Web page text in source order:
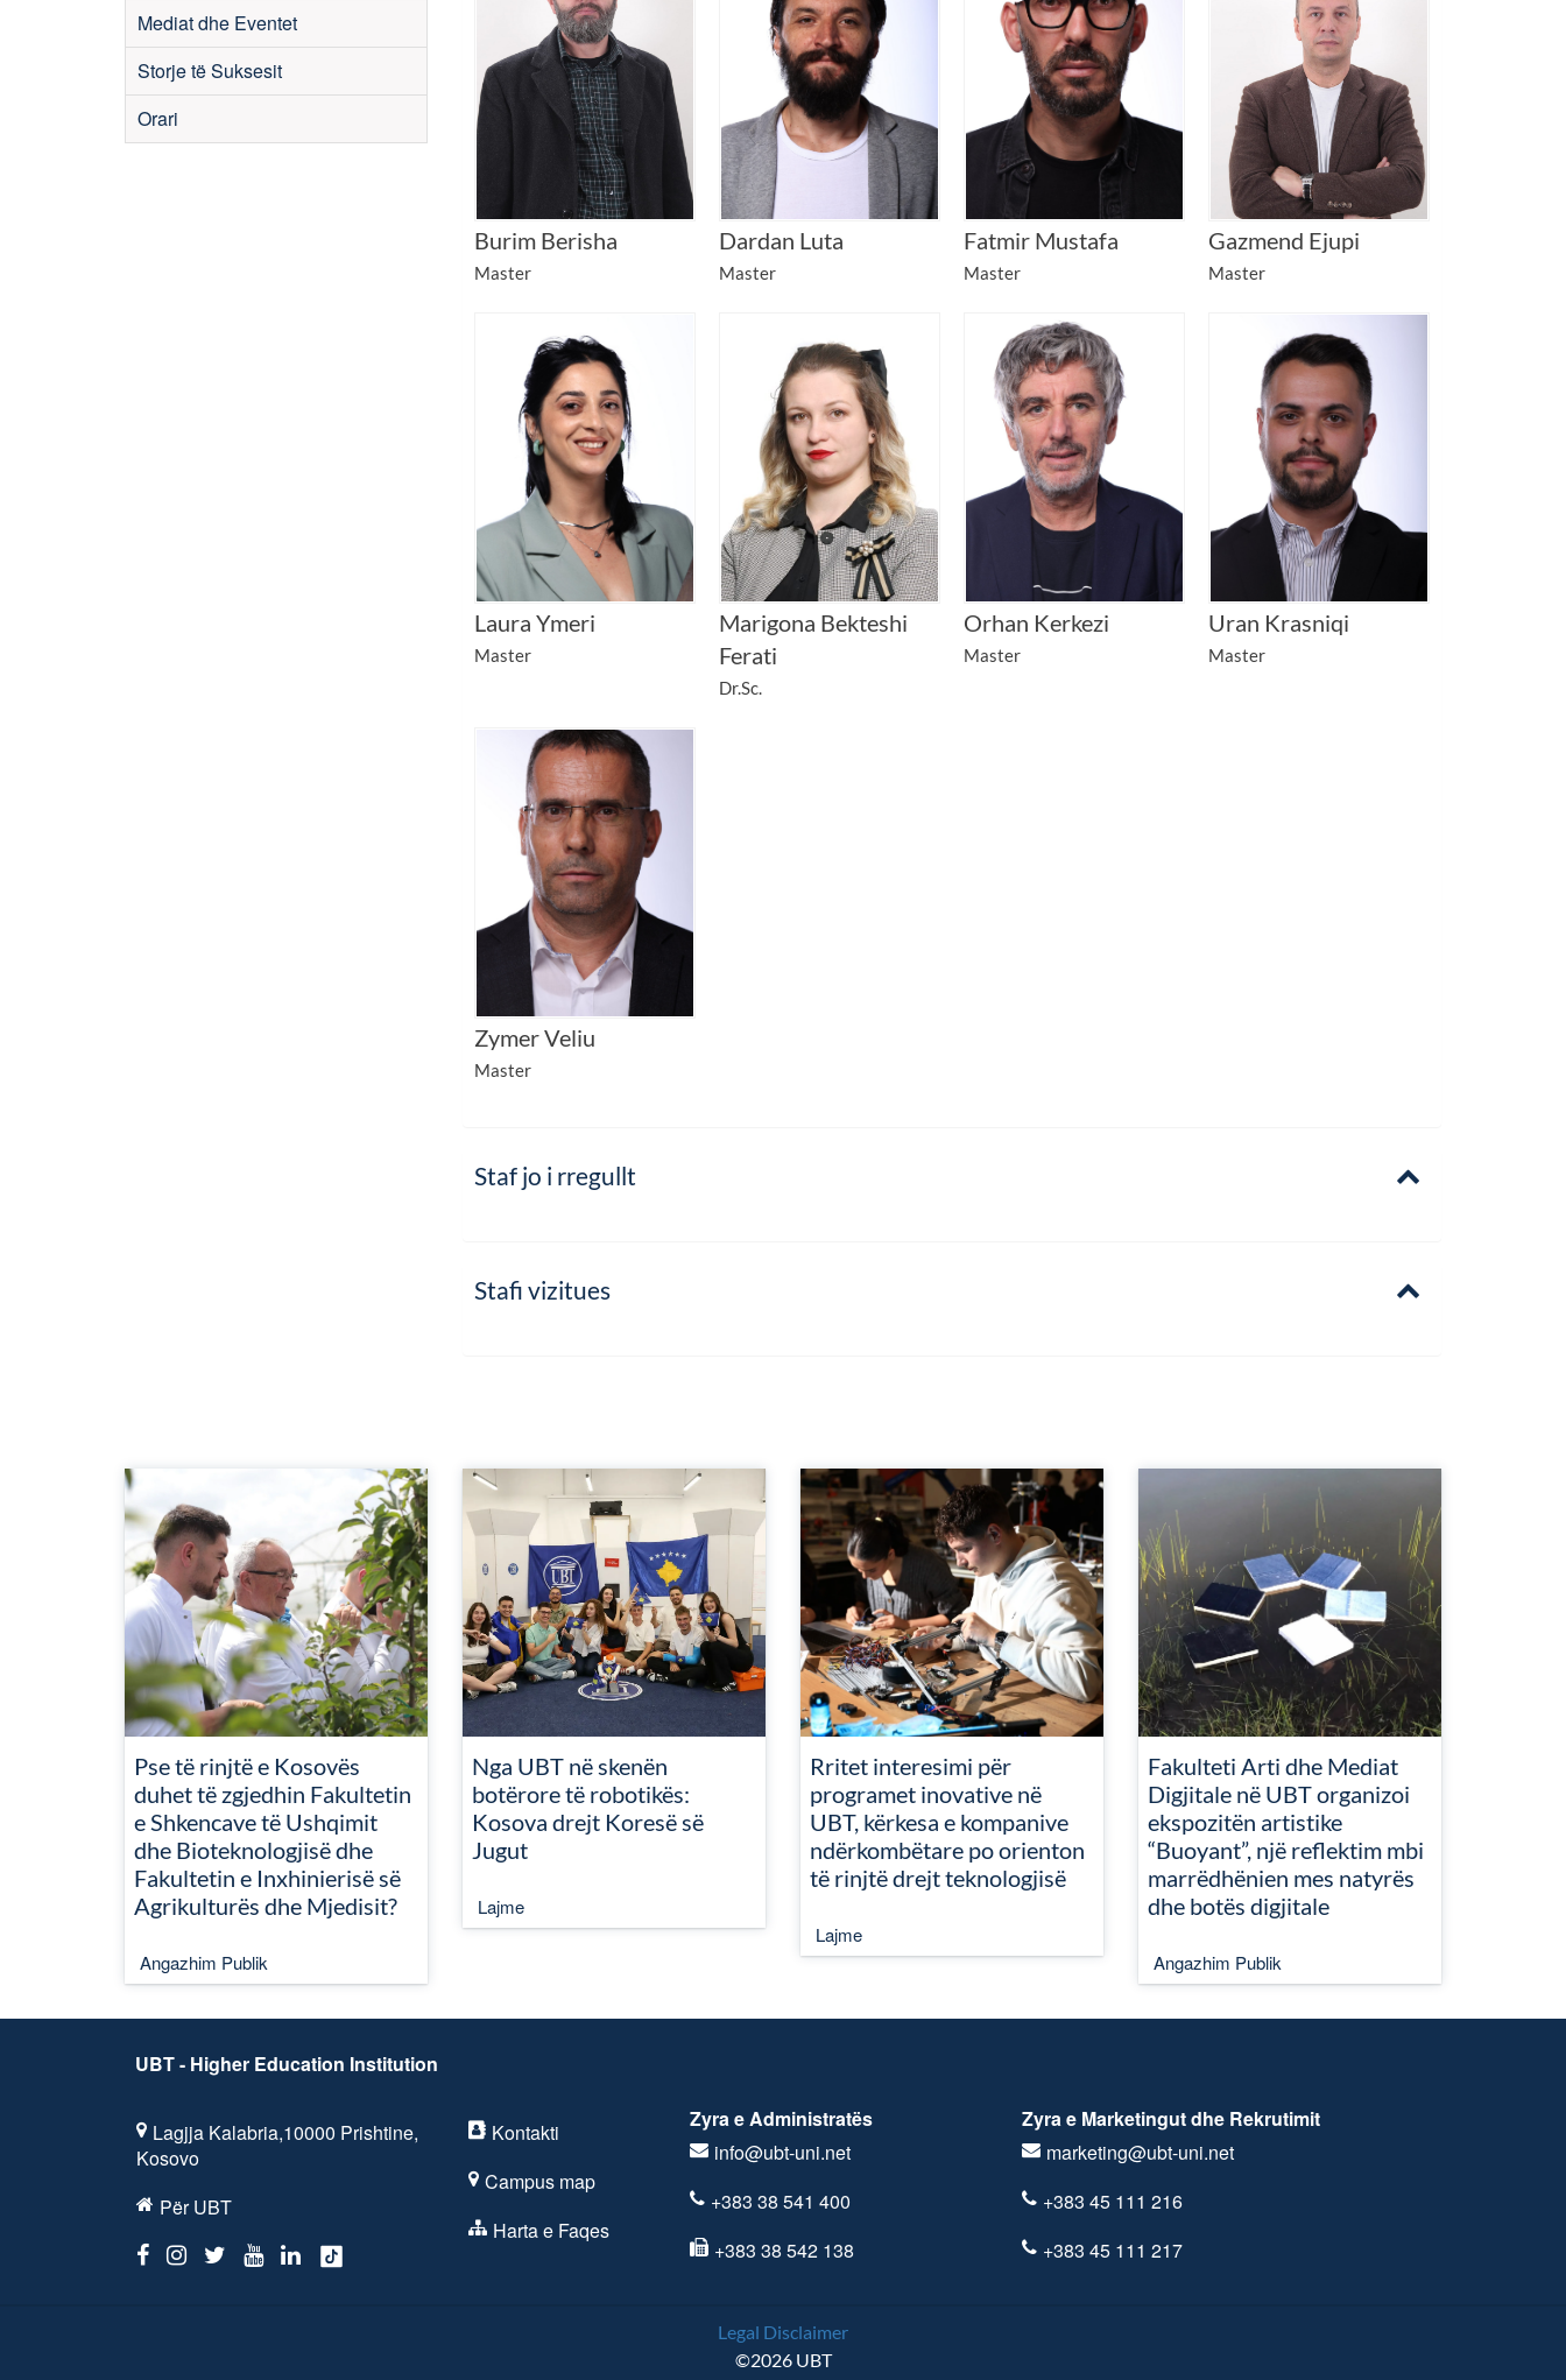
Mediat dhe Eventet
Storje të Suksesit
Orari
Burim Berisha
Master
Dardan Luta
Master
Fatmir Mustafa
Master
Gazmend Ejupi
Master
Laura Ymeri
Master
Marigona Bekteshi
Ferati
Dr.Sc.
Orhan Kerkezi
Master
Uran Krasniqi
Master
Zymer Veliu
Master
Staf jo i rregullt
Stafi vizitues
Pse të rinjtë e Kosovës
duhet të zgjedhin Fakultetin
e Shkencave të Ushqimit
dhe Bioteknologjisë dhe
Fakultetin e Inxhinierisë së
Agrikulturës dhe Mjedisit?
Angazhim Publik
Nga UBT në skenën
botërore të robotikës:
Kosova drejt Koresë së
Jugut
Lajme
Rritet interesimi për
programet inovative në
UBT, kërkesa e kompanive
ndërkombëtare po orienton
të rinjtë drejt teknologjisë
Lajme
Fakulteti Arti dhe Mediat
Digjitale në UBT organizoi
ekspozitën artistike
“Buoyant”, një reflektim mbi
marrëdhënien mes natyrës
dhe botës digjitale
Angazhim Publik
UBT - Higher Education Institution
Lagjja Kalabria,10000 Prishtine,
Kosovo
Për UBT
Kontakti
Campus map
Harta e Faqes
Zyra e Administratës
info@ubt-uni.net
+383 38 541 400
+383 38 542 138
Zyra e Marketingut dhe Rekrutimit
marketing@ubt-uni.net
+383 45 111 216
+383 45 111 217
Legal Disclaimer
©2026 UBT